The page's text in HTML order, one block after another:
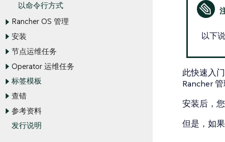
以命令行方式
Rancher OS 管理
安装
节点运维任务
Operator 运维任务
标签模板
查错
参考资料
发行说明
以下
此快速入
Rancher
安装后，
但是，如